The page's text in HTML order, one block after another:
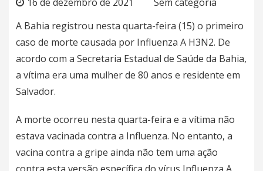
A Bahia registrou nesta quarta-feira (15) o primeiro
caso de morte causada por Influenza A H3N2. De
acordo com a Secretaria Estadual de Saúde da Bahia,
a vítima era uma mulher de 80 anos e residente em
Salvador.
A morte ocorreu nesta quarta-feira e a vítima não
estava vacinada contra a Influenza. No entanto, a
vacina contra a gripe ainda não tem uma ação